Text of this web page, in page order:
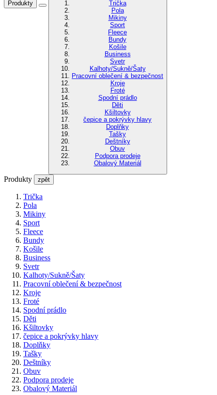
Produkty
Trička
Pola
Mikiny
Sport
Fleece
Bundy
Košile
Business
Svetr
Kalhoty/Sukně/Šaty
Pracovní oblečení & bezpečnost
Kroje
Froté
Spodní prádlo
Děti
Kšiltovky
čepice a pokrývky hlavy
Doplňky
Tašky
Deštníky
Obuv
Podpora prodeje
Obalový Materiál
Produkty zpět
Trička
Pola
Mikiny
Sport
Fleece
Bundy
Košile
Business
Svetr
Kalhoty/Sukně/Šaty
Pracovní oblečení & bezpečnost
Kroje
Froté
Spodní prádlo
Děti
Kšiltovky
čepice a pokrývky hlavy
Doplňky
Tašky
Deštníky
Obuv
Podpora prodeje
Obalový Materiál